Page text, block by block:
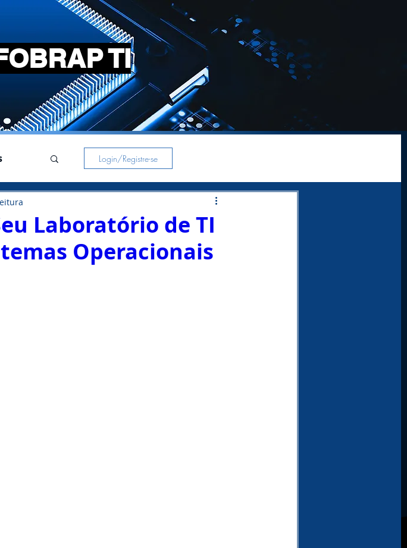
TI
Login/Registre-se
Laboratório de TI
Operacionais